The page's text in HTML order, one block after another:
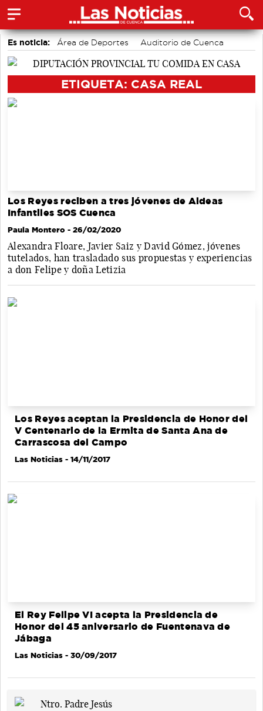
Es noticia: Área de Deportes
Auditorio de Cuenca
Bádminton
Actividades culturales en Cuenca
ETIQUETA: CASA REAL
Los Reyes reciben a tres jóvenes de Aldeas
Infantiles SOS Cuenca
Paula Montero - 26/02/2020
Alexandra Floare, Javier Saiz y David Gómez, jóvenes
tutelados, han trasladado sus propuestas y experiencias
a don Felipe y doña Letizia
Los Reyes aceptan la Presidencia de Honor del
V Centenario de la Ermita de Santa Ana de
Carrascosa del Campo
Las Noticias - 14/11/2017
El Rey Felipe VI acepta la Presidencia de
Honor del 45 aniversario de Fuentenava de
Jábaga
Las Noticias - 30/09/2017